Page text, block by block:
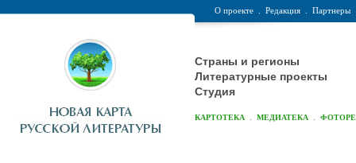
О проекте Редакция Партнеры
Страны и регионы
Литературные проекты
Студия
КАРТОТЕКА МЕДИАТЕКА